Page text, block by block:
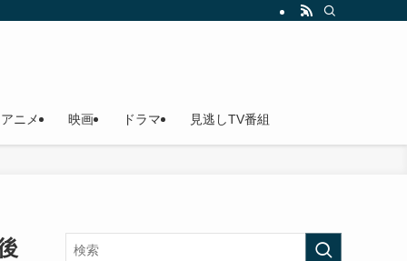
アニメ 映画 ドラマ 見逃しTV番組